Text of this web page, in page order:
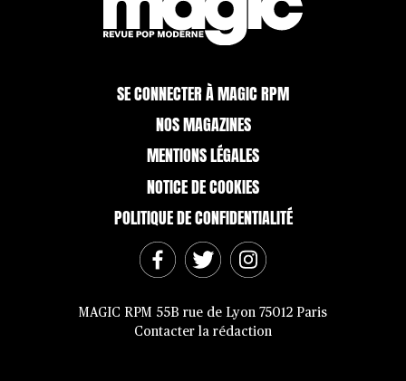
SE CONNECTER À MAGIC RPM
NOS MAGAZINES
MENTIONS LÉGALES
NOTICE DE COOKIES
POLITIQUE DE CONFIDENTIALITÉ
MAGIC RPM 55B rue de Lyon 75012 Paris
Contacter la rédaction